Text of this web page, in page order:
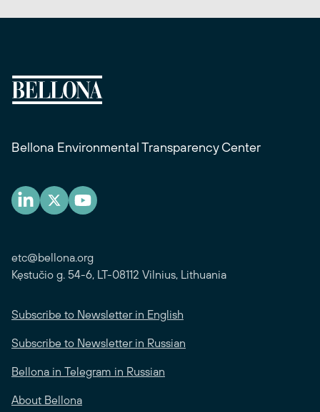
Bellona Environmental Transparency Center
etc@bellona.org
Kęstučio g. 54-6, LT-08112 Vilnius, Lithuania
Subscribe to Newsletter in English
Subscribe to Newsletter in Russian
Bellona in Telegram in Russian
About Bellona